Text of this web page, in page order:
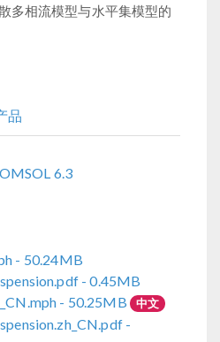
多相流模型与水平集模型的
品
6.3
- 50.24MB
- 0.45MB
- 50.25MB 中文
-